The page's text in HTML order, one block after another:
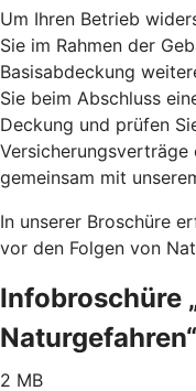
Um Ihren Betrieb
Sie im Rahmen der
Basisabdeckung
Sie beim Abschluss
Deckung und prüfen
Versicherungsverträge
gemeinsam mit
In unserer Broschüre
vor den Folgen von
Infobroschüre
Naturgefahren“
2 MB